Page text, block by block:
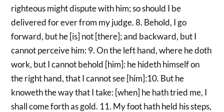
righteous might dispute with him; so should I be
delivered for ever from my judge. 8. Behold, I go
forward, but he [is] not [there]; and backward, but I
cannot perceive him: 9. On the left hand, where he doth
work, but I cannot behold [him]: he hideth himself on
the right hand, that I cannot see [him]:10. But he
knoweth the way that I take: [when] he hath tried me, I
shall come forth as gold. 11. My foot hath held his steps,